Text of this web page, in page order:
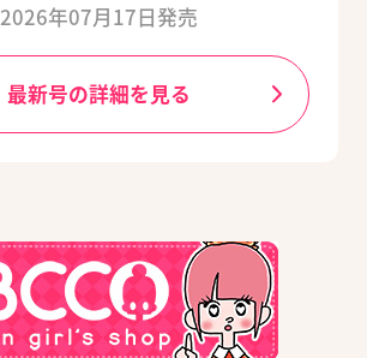
2026年07月17日発売
最新号の詳細を見る